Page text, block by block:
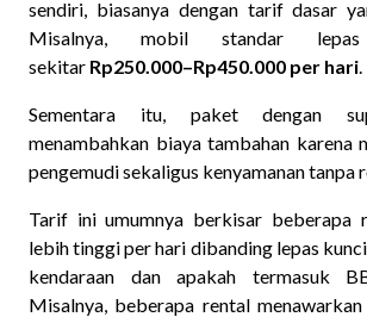
sendiri, biasanya dengan tarif dasar
Misalnya, mobil standar
sekitar Rp250.000–Rp450.000 per hari
Sementara itu, paket dengan
menambahkan biaya tambahan karena
pengemudi sekaligus kenyamanan tanpa
Tarif ini umumnya berkisar beberapa
lebih tinggi per hari dibanding lepas
kendaraan dan apakah termasuk
Misalnya, beberapa rental